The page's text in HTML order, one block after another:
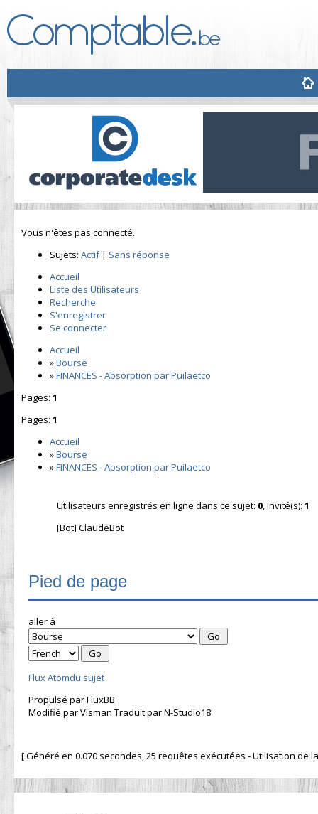
Vous n'êtes pas connecté.
Sujets: Actif| Sans réponse
Accueil
Liste des Utilisateurs
Recherche
S'enregistrer
Se connecter
Accueil
»Bourse
»FINANCES - Absorption par Puilaetco
Pages: 1
Pages: 1
Accueil
»Bourse
»FINANCES - Absorption par Puilaetco
Utilisateurs enregistrés en ligne dans ce sujet: 0, Invité(s): 1
[Bot] ClaudeBot
Pied de page
aller à
Flux Atomdu sujet
Propulsé par FluxBB
Modifié par Visman Traduit par N-Studio18
[ Généré en 0.070 secondes, 25 requêtes exécutées - Utilisation de la